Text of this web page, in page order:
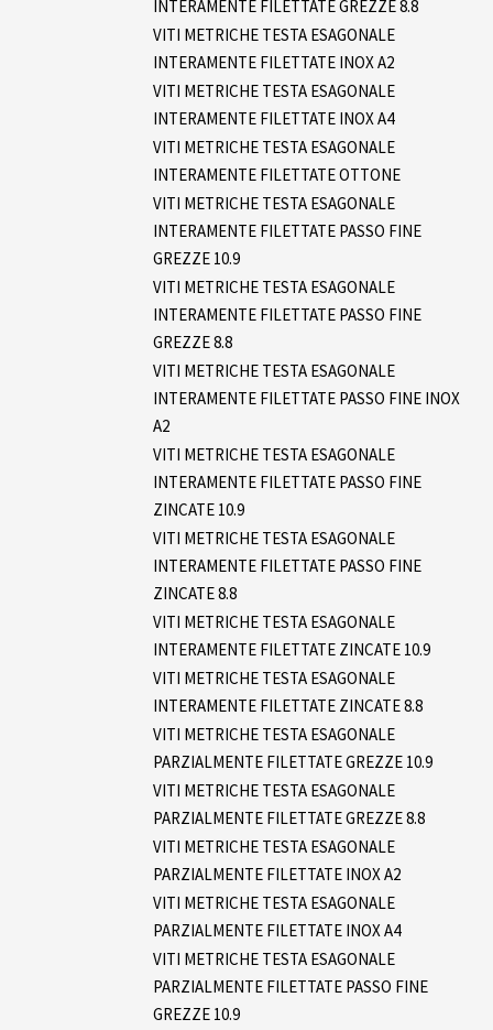
INTERAMENTE FILETTATE GREZZE 8.8
VITI METRICHE TESTA ESAGONALE
INTERAMENTE FILETTATE INOX A2
VITI METRICHE TESTA ESAGONALE
INTERAMENTE FILETTATE INOX A4
VITI METRICHE TESTA ESAGONALE
INTERAMENTE FILETTATE OTTONE
VITI METRICHE TESTA ESAGONALE
INTERAMENTE FILETTATE PASSO FINE
GREZZE 10.9
VITI METRICHE TESTA ESAGONALE
INTERAMENTE FILETTATE PASSO FINE
GREZZE 8.8
VITI METRICHE TESTA ESAGONALE
INTERAMENTE FILETTATE PASSO FINE INOX
A2
VITI METRICHE TESTA ESAGONALE
INTERAMENTE FILETTATE PASSO FINE
ZINCATE 10.9
VITI METRICHE TESTA ESAGONALE
INTERAMENTE FILETTATE PASSO FINE
ZINCATE 8.8
VITI METRICHE TESTA ESAGONALE
INTERAMENTE FILETTATE ZINCATE 10.9
VITI METRICHE TESTA ESAGONALE
INTERAMENTE FILETTATE ZINCATE 8.8
VITI METRICHE TESTA ESAGONALE
PARZIALMENTE FILETTATE GREZZE 10.9
VITI METRICHE TESTA ESAGONALE
PARZIALMENTE FILETTATE GREZZE 8.8
VITI METRICHE TESTA ESAGONALE
PARZIALMENTE FILETTATE INOX A2
VITI METRICHE TESTA ESAGONALE
PARZIALMENTE FILETTATE INOX A4
VITI METRICHE TESTA ESAGONALE
PARZIALMENTE FILETTATE PASSO FINE
GREZZE 10.9